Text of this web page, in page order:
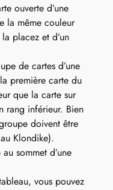
ouverte d’une
la même couleur
placez et d’un
de cartes d’une
première carte du
que la carte sur
rang inférieur. Bien
doivent être
Klondike).
sommet d’une
vous pouvez